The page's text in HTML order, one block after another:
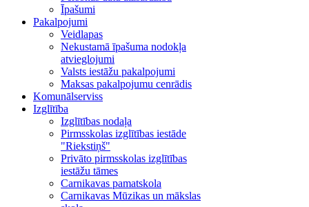
Īpašumi
Pakalpojumi
Veidlapas
Nekustamā īpašuma nodokļa
atvieglojumi
Valsts iestāžu pakalpojumi
Maksas pakalpojumu cenrādis
Komunālserviss
Izglītība
Izglītības nodaļa
Pirmsskolas izglītības iestāde
"Riekstiņš"
Privāto pirmsskolas izglītības
iestāžu tāmes
Carnikavas pamatskola
Carnikavas Mūzikas un mākslas